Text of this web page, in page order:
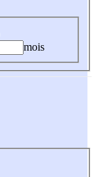
mois